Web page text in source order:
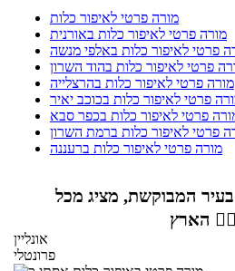
מורה פרטי לאיפור כלות
מורה פרטי לאיפור כלות באורנית
פרטי לאיפור כלות באלפי מנשה
פרטי לאיפור כלות בהוד השרון
מורה פרטי לאיפור כלות בהרצלייה
פרטי לאיפור כלות בכוכב יאיר
פרטי לאיפור כלות בכפר סבא
פרטי לאיפור כלות ברמת השרון
מורה פרטי לאיפור כלות ברעננה
המבוקשת, מציג מכל
הארץ 👇🏼
אונליין
פרונטלי